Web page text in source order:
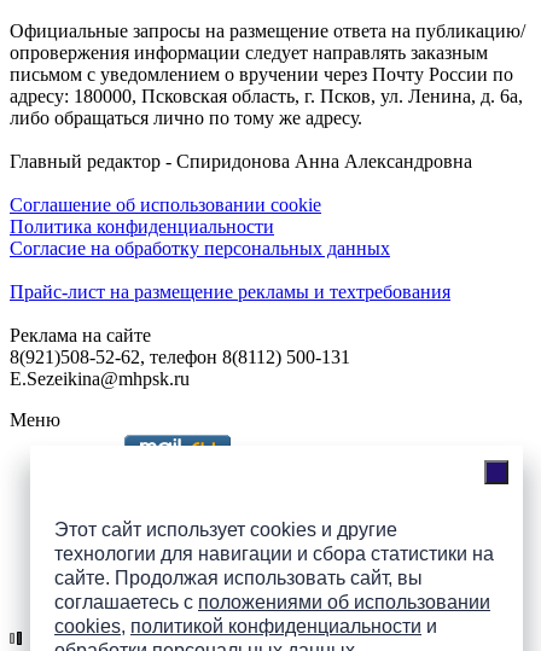
Этот сайт использует cookies и другие
технологии для навигации и сбора статистики на
сайте. Продолжая использовать сайт, вы
соглашаетесь с положениями об использовании
cookies, политикой конфиденциальности и
Официальные запросы на размещение ответа на публикацию/
опровержения информации следует направлять заказным
письмом с уведомлением о вручении через Почту России по
адресу: 180000, Псковская область, г. Псков, ул. Ленина, д. 6а,
либо обращаться лично по тому же адресу.
Главный редактор - Спиридонова Анна Александровна
Соглашение об использовании cookie
Политика конфиденциальности
Согласие на обработку персональных данных
Прайс-лист на размещение рекламы и техтребования
Реклама на сайте
8(921)508-52-62, телефон 8(8112) 500-131
E.Sezeikina@mhpsk.ru
Меню
Подпишись на группы
ПАИ в соцсетях!